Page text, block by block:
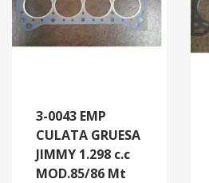
3-0043 EMP
CULATA GRUESA
JIMMY 1.298 c.c
MOD.85/86 Mt